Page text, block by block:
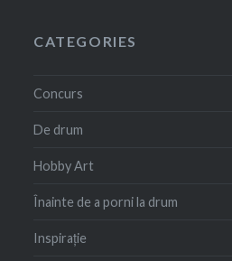
CATEGORIES
Concurs
De drum
Hobby Art
Înainte de a porni la drum
Inspirație